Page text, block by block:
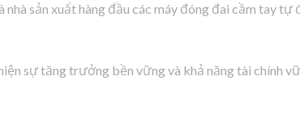
sản xuất hàng đầu các máy đóng đai cầm tay tự
sự tăng trưởng bền vững và khả năng tài chính